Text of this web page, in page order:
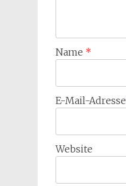
Name *
E-Mail-Adresse
Website